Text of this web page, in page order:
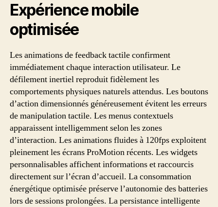
Expérience mobile
optimisée
Les animations de feedback tactile confirment
immédiatement chaque interaction utilisateur. Le
défilement inertiel reproduit fidèlement les
comportements physiques naturels attendus. Les boutons
d’action dimensionnés généreusement évitent les erreurs
de manipulation tactile. Les menus contextuels
apparaissent intelligemment selon les zones
d’interaction. Les animations fluides à 120fps exploitent
pleinement les écrans ProMotion récents. Les widgets
personnalisables affichent informations et raccourcis
directement sur l’écran d’accueil. La consommation
énergétique optimisée préserve l’autonomie des batteries
lors de sessions prolongées. La persistance intelligente